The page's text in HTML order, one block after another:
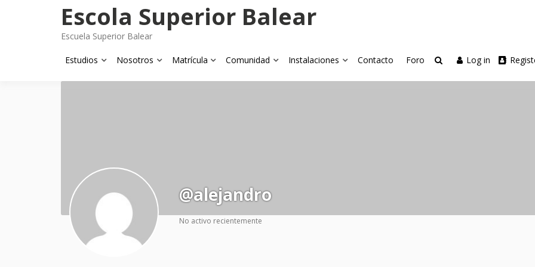
Escola Superior Balear
Escuela Superior Balear
Estudios Nosotros Matrícula Comunidad Instalaciones Contacto Foro Log in
@alejandro
No activo recientemente